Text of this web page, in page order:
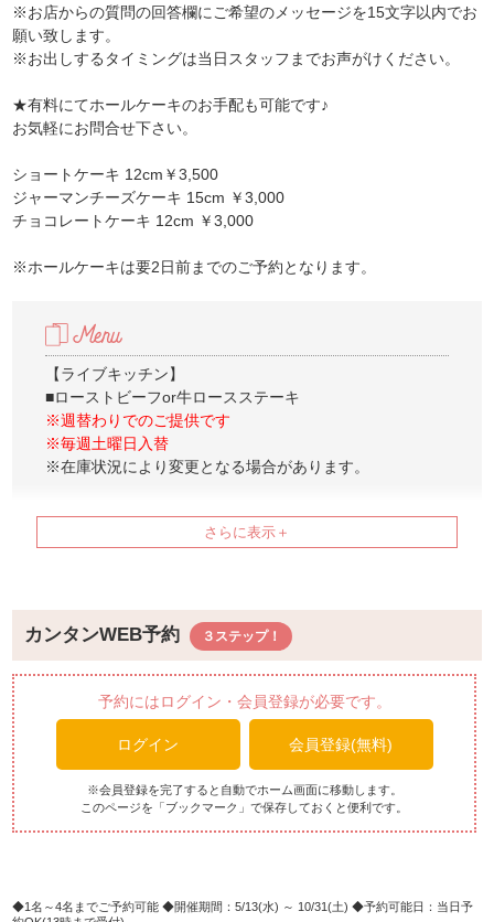
※お店からの質問の回答欄にご希望のメッセージを15文字以内でお
願い致します。
※お出しするタイミングは当日スタッフまでお声がけください。
★有料にてホールケーキのお手配も可能です♪
お気軽にお問合せ下さい。
ショートケーキ 12cm￥3,500
ジャーマンチーズケーキ 15cm ￥3,000
チョコレートケーキ 12cm ￥3,000
※ホールケーキは要2日前までのご予約となります。
【ライブキッチン】
■ローストビーフor牛ロースステーキ
※週替わりでのご提供です
※毎週土曜日入替
※在庫状況により変更となる場合があります。
【平日の曜日限定特別メニュー】
■月曜日：海老フライの日
【ブッフェメニュー例】
※メニューは日替わりでご用意しております。
※仕入れ状況によりメニューが変更になる場合がございま
モッツァレラカプレーゼ
生ハムフルーツ
野菜のキッシュ
コールドミートの盛り合せ
ピンチョス各種
カンタンWEB予約
予約にはログイン・会員登録が必要です。
ログイン 会員登録(無料)
※会員登録を完了すると自動でホーム画面に移動します。
このページを「ブックマーク」で保存しておくと便利です。
1名～4名までご予約可能 開催期間：5/13(水) ～ 10/31(土)
予約可能日：当日予